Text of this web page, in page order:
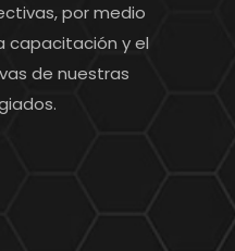
por medio
capacitación y el
de nuestras